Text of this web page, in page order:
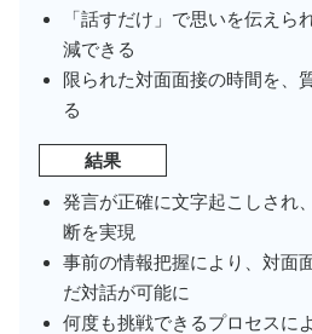
「話すだけ」で思いを伝えら
減できる
限られた対面面接の時間を、
る
結果
発言が正確に文字起こしされ
断を実現
事前の情報把握により、対面
だ対話が可能に
何度も挑戦できるプロセスに